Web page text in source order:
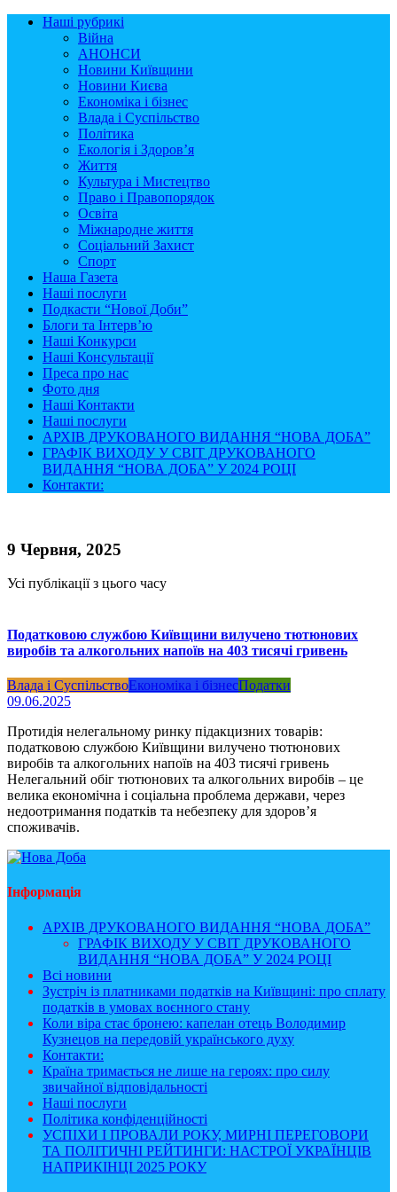
Наші рубрикі
Війна
АНОНСИ
Новини Київщини
Новини Києва
Економіка і бізнес
Влада і Суспільство
Політика
Екологія і Здоров’я
Життя
Культура і Мистецтво
Право і Правопорядок
Освіта
Міжнародне життя
Соціальний Захист
Спорт
Наша Газета
Наші послуги
Подкасти “Нової Доби”
Блоги та Інтерв’ю
Наші Конкурси
Наші Консультації
Преса про нас
Фото дня
Наші Контакти
Наші послуги
АРХІВ ДРУКОВАНОГО ВИДАННЯ “НОВА ДОБА”
ГРАФІК ВИХОДУ У СВІТ ДРУКОВАНОГО
ВИДАННЯ “НОВА ДОБА” У 2024 РОЦІ
Контакти:
9 Червня, 2025
Усі публікації з цього часу
Податковою службою Київщини вилучено тютюнових
виробів та алкогольних напоїв на 403 тисячі гривень
Влада і СуспільствоЕкономіка і бізнесПодатки
09.06.2025
Протидія нелегальному ринку підакцизних товарів:
податковою службою Київщини вилучено тютюнових
виробів та алкогольних напоїв на 403 тисячі гривень
Нелегальний обіг тютюнових та алкогольних виробів – це
велика економічна і соціальна проблема держави, через
недоотримання податків та небезпеку для здоров’я
споживачів.
Інформація
АРХІВ ДРУКОВАНОГО ВИДАННЯ “НОВА ДОБА”
ГРАФІК ВИХОДУ У СВІТ ДРУКОВАНОГО
ВИДАННЯ “НОВА ДОБА” У 2024 РОЦІ
Всі новини
Зустріч із платниками податків на Київщині: про сплату
податків в умовах воєнного стану
Коли віра стає бронею: капелан отець Володимир
Кузнецов на передовій українського духу
Контакти:
Країна тримається не лише на героях: про силу
звичайної відповідальності
Наші послуги
Політика конфіденційності
УСПІХИ І ПРОВАЛИ РОКУ, МИРНІ ПЕРЕГОВОРИ
ТА ПОЛІТИЧНІ РЕЙТИНГИ: НАСТРОЇ УКРАЇНЦІВ
НАПРИКІНЦІ 2025 РОКУ